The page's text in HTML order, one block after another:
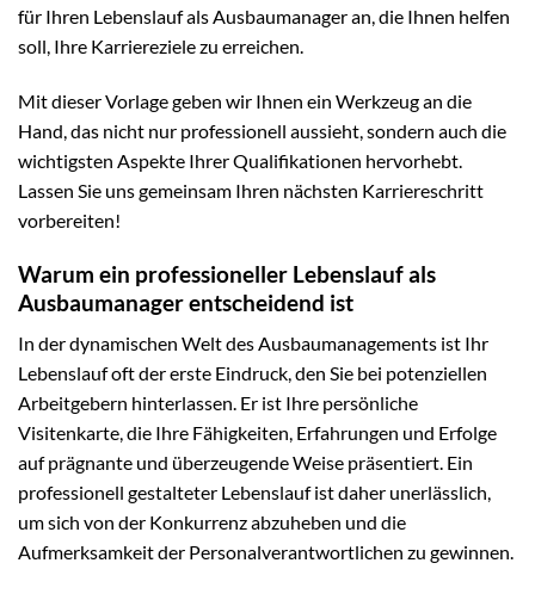
für Ihren Lebenslauf als Ausbaumanager an, die Ihnen helfen
soll, Ihre Karriereziele zu erreichen.
Mit dieser Vorlage geben wir Ihnen ein Werkzeug an die
Hand, das nicht nur professionell aussieht, sondern auch die
wichtigsten Aspekte Ihrer Qualifikationen hervorhebt.
Lassen Sie uns gemeinsam Ihren nächsten Karriereschritt
vorbereiten!
Warum ein professioneller Lebenslauf als
Ausbaumanager entscheidend ist
In der dynamischen Welt des Ausbaumanagements ist Ihr
Lebenslauf oft der erste Eindruck, den Sie bei potenziellen
Arbeitgebern hinterlassen. Er ist Ihre persönliche
Visitenkarte, die Ihre Fähigkeiten, Erfahrungen und Erfolge
auf prägnante und überzeugende Weise präsentiert. Ein
professionell gestalteter Lebenslauf ist daher unerlässlich,
um sich von der Konkurrenz abzuheben und die
Aufmerksamkeit der Personalverantwortlichen zu gewinnen.